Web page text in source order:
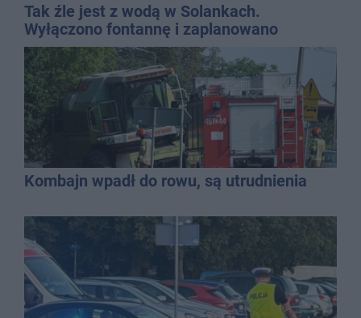
Tak źle jest z wodą w Solankach.
Wyłączono fontannę i zaplanowano
dolewkę
Kombajn wpadł do rowu, są utrudnienia